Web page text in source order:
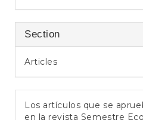
Section
Articles
Los artículos que se
en la revista Semestre